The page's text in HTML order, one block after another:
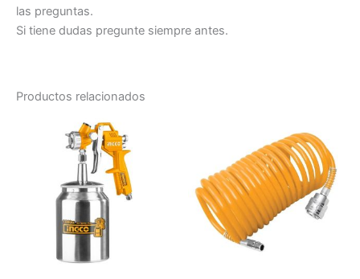
las preguntas.
Si tiene dudas pregunte siempre antes.
Productos relacionados